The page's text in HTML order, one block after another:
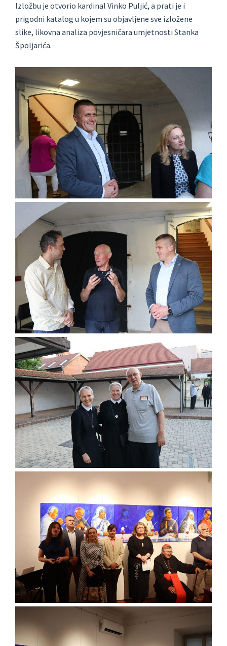
Izložbu je otvorio kardinal Vinko Puljić, a prati je i
prigodni katalog u kojem su objavljene sve izložene
slike, likovna analiza povjesničara umjetnosti Stanka
Špoljarića.